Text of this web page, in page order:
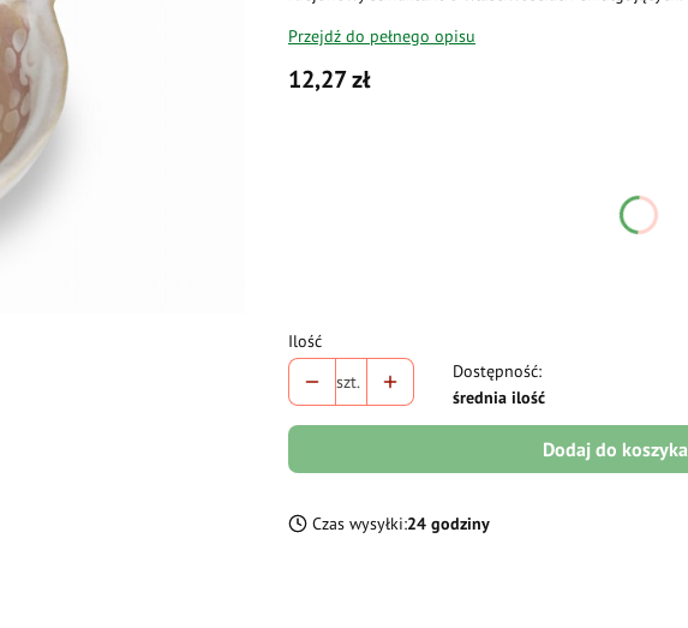
Przejdź do pełnego opisu
Cena
12,27 zł
Ilość
szt.
Dostępność:
średnia ilość
Dodaj do koszyka
Czas wysyłki:24 godziny